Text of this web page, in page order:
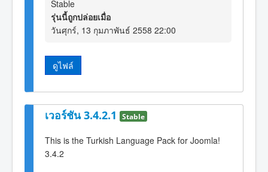
Stable
รุ่นนี้ถูกปล่อยเมื่อ
วันศุกร์, 13 กุมภาพันธ์ 2558 22:00
ดูไฟล์
เวอร์ชัน 3.4.2.1 Stable
This is the Turkish Language Pack for Joomla!
3.4.2